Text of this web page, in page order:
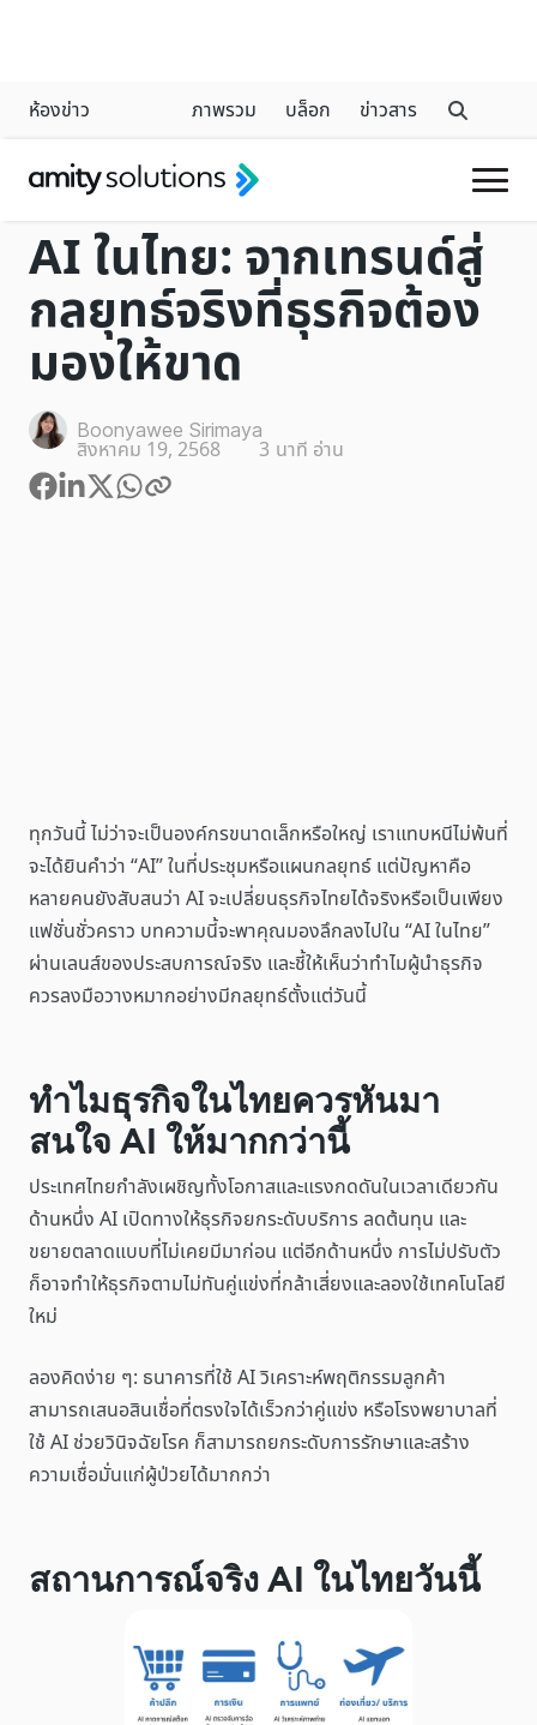
ห้องข่าว ภาพรวม บล็อก ข่าวสาร
INDUSTRY
AI ในไทย: จากเทรนด์สู่
กลยุทธ์จริงที่ธุรกิจต้อง
มองให้ขาด
Boonyawee Sirimaya
สิงหาคม 19, 2568 3 นาที อ่าน
ทุกวันนี้ ไม่ว่าจะเป็นองค์กรขนาดเล็กหรือใหญ่ เราแทบหนีไม่พ้นที่
จะได้ยินคำว่า “AI” ในที่ประชุมหรือแผนกลยุทธ์ แต่ปัญหาคือ
หลายคนยังสับสนว่า AI จะเปลี่ยนธุรกิจไทยได้จริงหรือเป็นเพียง
แฟชั่นชั่วคราว บทความนี้จะพาคุณมองลึกลงไปใน “AI ในไทย”
ผ่านเลนส์ของประสบการณ์จริง และชี้ให้เห็นว่าทำไมผู้นำธุรกิจ
ควรลงมือวางหมากอย่างมีกลยุทธ์ตั้งแต่วันนี้
ทำไมธุรกิจในไทยควรหันมา
สนใจ AI ให้มากกว่านี้
ประเทศไทยกำลังเผชิญทั้งโอกาสและแรงกดดันในเวลาเดียวกัน
ด้านหนึ่ง AI เปิดทางให้ธุรกิจยกระดับบริการ ลดต้นทุน และ
ขยายตลาดแบบที่ไม่เคยมีมาก่อน แต่อีกด้านหนึ่ง การไม่ปรับตัว
ก็อาจทำให้ธุรกิจตามไม่ทันคู่แข่งที่กล้าเสี่ยงและลองใช้เทคโนโลยี
ใหม่
ลองคิดง่าย ๆ: ธนาคารที่ใช้ AI วิเคราะห์พฤติกรรมลูกค้า
สามารถเสนอสินเชื่อที่ตรงใจได้เร็วกว่าคู่แข่ง หรือโรงพยาบาลที่
ใช้ AI ช่วยวินิจฉัยโรค ก็สามารถยกระดับการรักษาและสร้าง
ความเชื่อมั่นแก่ผู้ป่วยได้มากกว่า
สถานการณ์จริง AI ในไทยวันนี้